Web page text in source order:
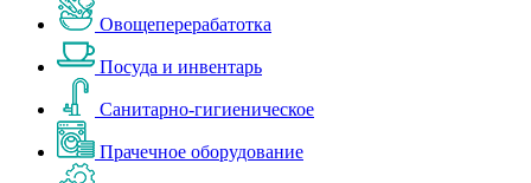
Овощеперерабатотка
Посуда и инвентарь
Санитарно-гигиеническое
Прачечное оборудование